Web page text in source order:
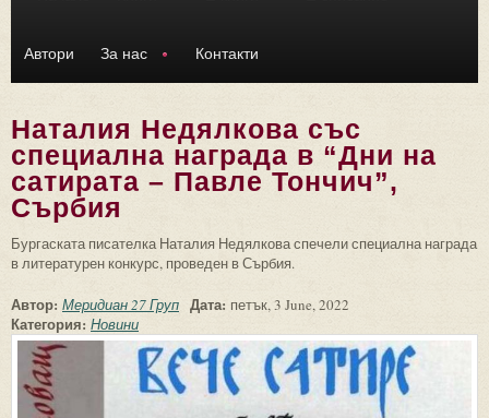
Автори За нас Контакти
Наталия Недялкова със
специална награда в “Дни на
сатирата – Павле Тончич”,
Сърбия
Бургаската писателка Наталия Недялкова спечели специална награда
в литературен конкурс, проведен в Сърбия.
Автор: Меридиан 27 Груп Дата: петък, 3 June, 2022
Категория: Новини